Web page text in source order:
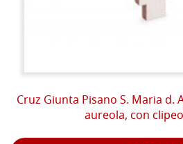
Cruz Giunta Pisano S. Maria d.
aureola, con